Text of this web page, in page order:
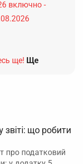
включно -
ще! Ще
що робити
про податковий